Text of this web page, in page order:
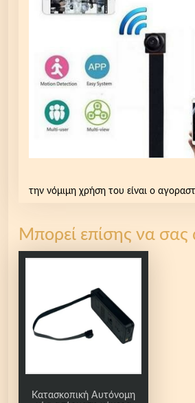
την νόμιμη χρήση του είναι ο
Μπορεί επίσης να σας
Κατασκοπική Αυτόνομη